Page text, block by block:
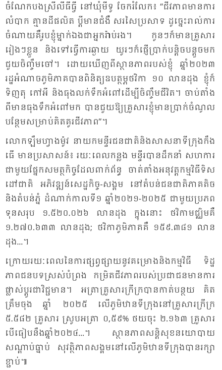
ចំ​ណែក​បង​ស្រី​លី​ធី​ធ្វី នៅ​ឃុំ​មី​ទូ ចែក​រំ​លែក៖ “ជីវ​ភាព​មាន​ការ​
លំ​បាក គ្មាន​ដី​ផលិត ប្តី​មាន​ជំ​ងឺ សរ​សៃ​ប្រ​សាទ ដូច្នេះ​រាល់​ការ​
ចំ​ណាយ​គឺ​រូប​ខ្ញុំ​ម្នាក់​ឯង​ជា​អ្នក​រ៉ាប់​រង។ កូន​ៗ​ក៏​មាន​គ្រួ​សារ​
រៀងៗ​ខ្លួន និង​ទៅ​ធ្វើ​ការ​ឆ្ងាយ យូរៗ​ក៏​ផ្ញើ​ប្រាក់​បន្តិច​បន្តួច​មក
ជួយ​ចិញ្ចឹម​ចៅ។ ដោយ​ឃើញ​ពី​ស្ថាន​ភាព​របស់​ខ្ញុំ ឆ្នាំ​២០២៣
រដ្ឋ​អំ​ណាច​ភូមិ​ភាគ​បាន​ពិនិត្យ​ឧបត្ថម្ភ​ថវិកា ១០ លាន​ដុង ខ្ញុំ​ក៏​
ទិញ​តុ កៅ​អី និង​ធុង​លក់​ទឹក​អំ​ពៅ​ដើម្បី​ចិញ្ចឹម​ជី​វិត។ ចាប់​តាំង​
ពី​មាន​ធុង​ទឹក​អំ​ពៅ​មក បាន​ជួយ​ឱ្យ​គ្រួ​សារ​ខ្ញុំ​មាន​ប្រាក់​ចំ​ណូល​
បន្ថែម​សម្រាប់​គិត​គូរ​ជីវ​ភាព”។
លោក​ឡឹម​ហ្វាង​ម៉ូវ នា​យក​មន្ទីរ​ជន​ជាតិ​និង​សាស​នា​ទី​ក្រុង​កឹង​
ធើ មាន​ប្រ​សាសន៍៖ រយៈ​ពេល​កន្លង មន្ទីរ​បាន​ដឹក​នាំ សហ​ការ​
ជា​មួយ​ផ្នែក​សមត្ថ​កិច្ច​ដែល​ពាក់​ព័ន្ធ ចាត់​តាំង​អនុវត្ត​កម្ម​វិធី​ទិស​
ដៅ​ជាតិ អភិ​វឌ្ឍន៍​សេដ្ឋ​កិច្ច​-សង្គម នៅ​តំ​បន់​ជន​ជាតិ​ភាគ​តិច
និង​តំ​បន់​ភ្នំ ដំ​ណាក់​កាល​ទី១ ឆ្នាំ​២០២១​-២០២៥ ជា​មួយ​ប្រ​ភព​
ទុន​សរុប ១.៥២០​.០២៦ លាន​ដុង ក្នុង​នោះ ថវិកា​មជ្ឈិម​គឺ
១.២៧០​.៦៣៣ លាន​ដុង; ថវិ​កា​ភូមិ​ភាគ​គឺ ១៥៩​.៣៨១ លាន​
ដុង...។
ក្រោយ​រយៈ​ពេល​នៃ​ការ​ផ្សព្វ​ផ្សាយ​នូវ​គម្រោង​និង​កម្ម​វិធី ទិដ្ឋ​
ភាព​ជន​បទ​ស្រស់​បំ​ព្រង កម្រិត​ជីវ​ភាព​របស់​ប្រ​ជា​ជន​មាន​ការ​
ផ្លាស់​ប្ដូរ​ជា​វិជ្ជ​មាន។ អត្រា​គ្រួ​សារ​ក្រី​ក្រ​បាន​កាត់​បន្ថយ គិត​
ត្រឹម​ចុង ឆ្នាំ ២០២៥ លើ​ភូមិ​ឋាន​ទី​ក្រុង​នៅ​គ្រួ​សារ​ក្រី​ក្រ
៥.៥៨២ គ្រួ​សារ ស្រូប​អត្រា ០,៥៩% ថយ​ចុះ ២.១៦៣ គ្រួ​សារ
បើ​ធៀប​នឹង​ឆ្នាំ​២០២៤...។ ស្ថាន​ភាព​សន្តិ​សុខ​នយោ​បាយ
សណ្តាប់​ធ្នាប់ សុ​វត្ថិ​ភាព​សង្គម​នៅ​លើ​ភូមិ​ឋាន​ទី​ក្រុង​បាន​រក្សា​
ខ្ជាប់៕